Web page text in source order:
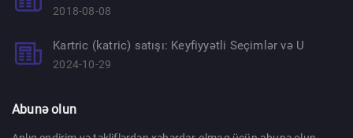
2018-08-08
Kartric (katric) satışı: Keyfiyyətli Seçimlər və U
2024-10-29
Abunə olun